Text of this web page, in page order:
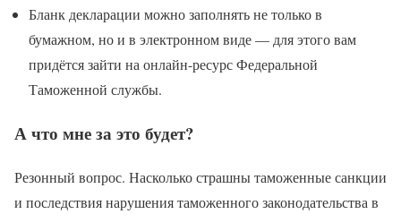
Бланк декларации можно заполнять не только в
бумажном, но и в электронном виде — для этого вам
придётся зайти на онлайн-ресурс Федеральной
Таможенной службы.
А что мне за это будет?
Резонный вопрос. Насколько страшны таможенные санкции
и последствия нарушения таможенного законодательства в